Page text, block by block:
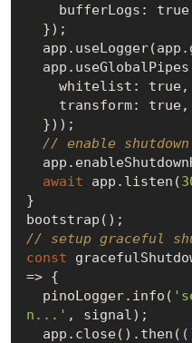
    bufferLogs:
true
    whitelist:
true,
    transform:
true,
// enable
await app.listen(
}
// setup graceful
const
=> {
  pinoLogger.info(
n...' , signal);
  app.close().then(